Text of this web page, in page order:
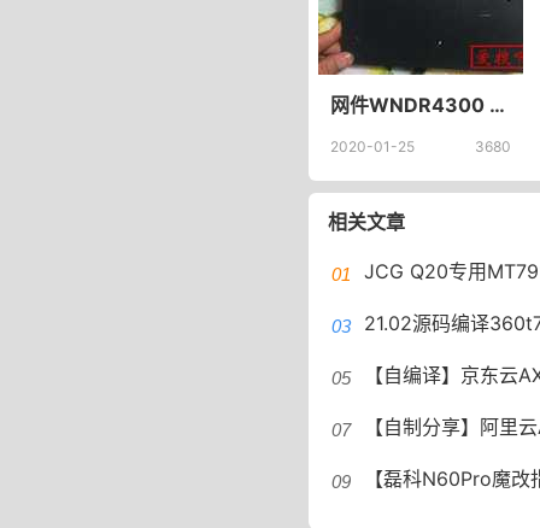
网件WNDR4300 v2 潘多拉PandoraBox，WNDR4300刷机固件刷机方法下载
2020-01-25 3680
相关文章
JCG Q20专用MT7915闭源无线驱动
21.02源码编译360t7刷
【自编译】京东云AX1800Pro刷
【自制分享】阿里云AP8220专用
【磊科N60Pro魔改指南】闭源固